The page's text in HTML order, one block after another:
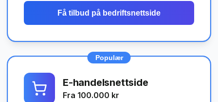
Få tilbud på bedriftsnettside
Populær
E-handelsnettside
Fra 100.000 kr